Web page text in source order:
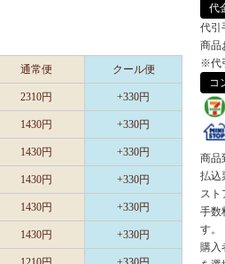
通常便
クール便
2310円 +330円
1430円 +330円
1430円 +330円
1430円 +330円
1430円 +330円
1430円 +330円
代
代引
商品
※代
コ
商品
払込
スト
手数
す。
購入